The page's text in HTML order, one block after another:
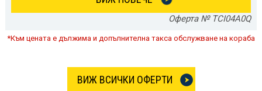
Оферта № TCI04A0Q
*Към цената е дължима и допълнителна такса обслужване на кораба
ВИЖ ВСИЧКИ ОФЕРТИ